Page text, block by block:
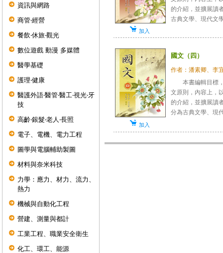
資訊與網路
商管‧經營
餐飲‧休旅‧觀光
數位遊戲 動漫 多媒體
醫學基礎
護理‧健康
醫護外語‧醫管‧醫工‧視光‧牙
技
高齡‧銀髮‧老人‧長照
電子、電機、電力工程
圖學與電腦輔助製圖
材料與奈米科技
力學：應力、材力、流力、
熱力
機械與自動化工程
營建、測量與都計
工業工程、職業安全衛生
化工、環工、能源
的介紹，並擴展讀
古典文學、現代文
加入
國文（四）
作者：潘素卿、李
本書編輯目標，
文原則，內容上，
的介紹，並擴展
分為古典文學、現
加入